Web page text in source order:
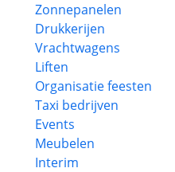
Zonnepanelen
Drukkerijen
Vrachtwagens
Liften
Organisatie feesten
Taxi bedrijven
Events
Meubelen
Interim